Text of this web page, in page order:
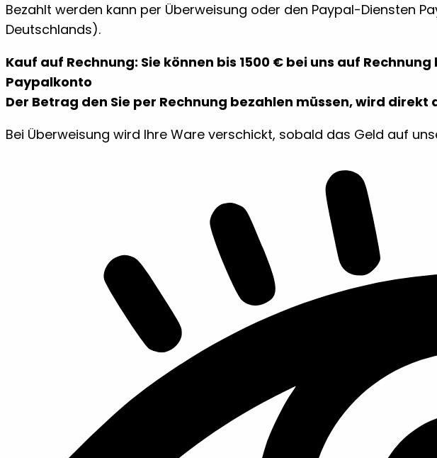
Bezahlt werden kann per Überweisung oder den Paypal-Diensten
Deutschlands).
Kauf auf Rechnung: Sie können bis 1500 € bei uns auf
Paypalkonto
Der Betrag den Sie per Rechnung bezahlen müssen, wird
Bei Überweisung wird Ihre Ware verschickt, sobald das Geld auf